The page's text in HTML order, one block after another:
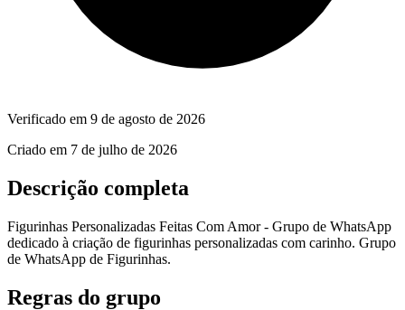
Verificado em 9 de agosto de 2026
Criado em 7 de julho de 2026
Descrição completa
Figurinhas Personalizadas Feitas Com Amor - Grupo de WhatsApp
dedicado à criação de figurinhas personalizadas com carinho. Grupo
de WhatsApp de Figurinhas.
Regras do grupo